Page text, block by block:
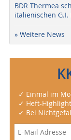
BDR Thermea
italienischen G.I.
» Weitere News
✓ Einmal im
✓ Heft-
✓ Bei